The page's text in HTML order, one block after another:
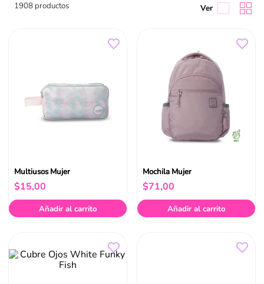
1908 productos
Multiusos Mujer
$15,00
Añadir al carrito
Mochila Mujer
$71,00
Añadir al carrito